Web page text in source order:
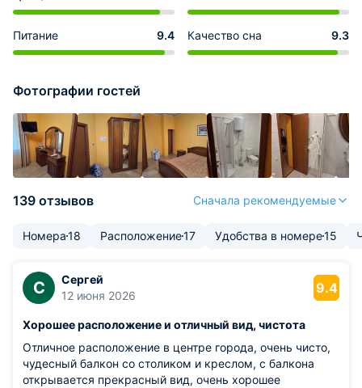
Питание 9.4 Качество сна 9.3
Фотографии гостей
139 отзывов Сначала рекомендуемые
Номера18 Расположение17 Удобства в номере15
С
Сергей
12 июня 2026
9.4
Хорошее расположение и отличный вид, чистота
Отличное расположение в центре города, очень чисто,
чудесный балкон со столиком и креслом, с балкона
открывается прекрасный вид, очень хорошее